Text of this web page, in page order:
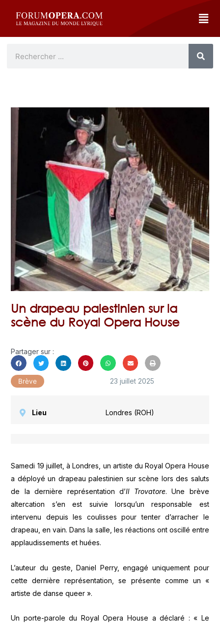
Un drapeau palestinien sur la
scène du Royal Opera House
Partager sur :
Brève 23 juillet 2025
Lieu Londres (ROH)
Samedi 19 juillet, à Londres, un artiste du Royal Opera House
a déployé un drapeau palestinien sur scène lors des saluts
de la dernière représentation d’Il Trovatore. Une brève
altercation s’en est suivie lorsqu’un responsable est
intervenu depuis les coulisses pour tenter d’arracher le
drapeau, en vain. Dans la salle, les réactions ont oscillé entre
applaudissements et huées.
L’auteur du geste, Daniel Perry, engagé uniquement pour
cette dernière représentation, se présente comme un «
artiste de danse queer ».
Un porte-parole du Royal Opera House a déclaré : « Le